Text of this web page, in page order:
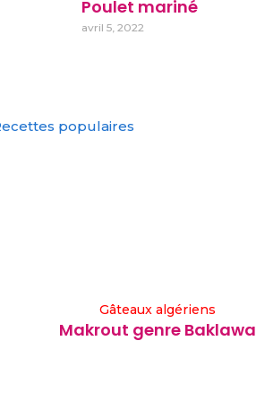
Poulet mariné
avril 5, 2022
populaires
Gâteaux algériens
Makrout genre Baklawa